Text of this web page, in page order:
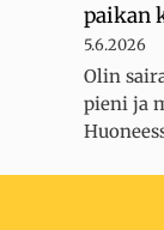
paikan
5.6.2026
Olin
pieni ja